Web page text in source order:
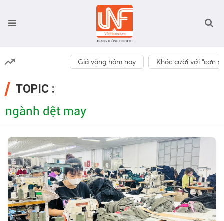
Giá vàng hôm nay Khóc cười với “cơn
TOPIC :
ngành dệt may